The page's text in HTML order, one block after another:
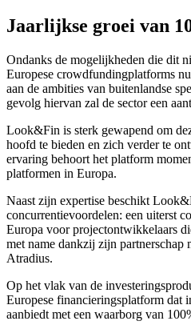
Jaarlijkse groei van
Ondanks de mogelijkheden die dit
Europese crowdfundingplatforms
aan de ambities van buitenlandse
gevolg hiervan zal de sector een
Look&Fin is sterk gewapend om
hoofd te bieden en zich verder te
ervaring behoort het platform
platformen in Europa.
Naast zijn expertise beschikt
concurrentievoordelen: een uiterst
Europa voor projectontwikkelaars
met name dankzij zijn partnerschap
Atradius.
Op het vlak van de
Europese financieringsplatform dat
aanbiedt met een waarborg van